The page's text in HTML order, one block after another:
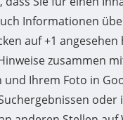
Informationen
auf +1 angesehen
zusammen
und Ihrem Foto in
oder